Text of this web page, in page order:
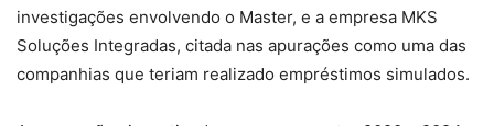
investigações envolvendo o Master, e a empresa MKS
Soluções Integradas, citada nas apurações como uma das
companhias que teriam realizado empréstimos simulados.